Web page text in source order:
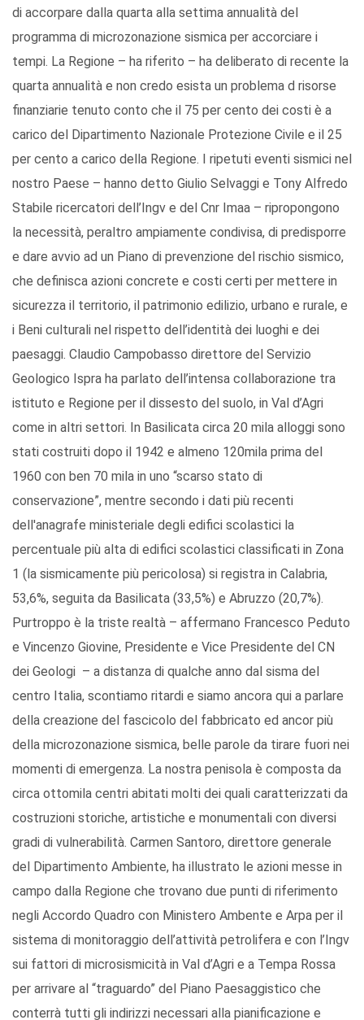
di accorpare dalla quarta alla settima annualità del
programma di microzonazione sismica per accorciare i
tempi. La Regione – ha riferito – ha deliberato di recente la
quarta annualità e non credo esista un problema d risorse
finanziarie tenuto conto che il 75 per cento dei costi è a
carico del Dipartimento Nazionale Protezione Civile e il 25
per cento a carico della Regione. I ripetuti eventi sismici nel
nostro Paese – hanno detto Giulio Selvaggi e Tony Alfredo
Stabile ricercatori dell’Ingv e del Cnr Imaa – ripropongono
la necessità, peraltro ampiamente condivisa, di predisporre
e dare avvio ad un Piano di prevenzione del rischio sismico,
che definisca azioni concrete e costi certi per mettere in
sicurezza il territorio, il patrimonio edilizio, urbano e rurale, e
i Beni culturali nel rispetto dell’identità dei luoghi e dei
paesaggi. Claudio Campobasso direttore del Servizio
Geologico Ispra ha parlato dell’intensa collaborazione tra
istituto e Regione per il dissesto del suolo, in Val d’Agri
come in altri settori. In Basilicata circa 20 mila alloggi sono
stati costruiti dopo il 1942 e almeno 120mila prima del
1960 con ben 70 mila in uno “scarso stato di
conservazione”, mentre secondo i dati più recenti
dell'anagrafe ministeriale degli edifici scolastici la
percentuale più alta di edifici scolastici classificati in Zona
1 (la sismicamente più pericolosa) si registra in Calabria,
53,6%, seguita da Basilicata (33,5%) e Abruzzo (20,7%).
Purtroppo è la triste realtà – affermano Francesco Peduto
e Vincenzo Giovine, Presidente e Vice Presidente del CN
dei Geologi – a distanza di qualche anno dal sisma del
centro Italia, scontiamo ritardi e siamo ancora qui a parlare
della creazione del fascicolo del fabbricato ed ancor più
della microzonazione sismica, belle parole da tirare fuori nei
momenti di emergenza. La nostra penisola è composta da
circa ottomila centri abitati molti dei quali caratterizzati da
costruzioni storiche, artistiche e monumentali con diversi
gradi di vulnerabilità. Carmen Santoro, direttore generale
del Dipartimento Ambiente, ha illustrato le azioni messe in
campo dalla Regione che trovano due punti di riferimento
negli Accordo Quadro con Ministero Ambente e Arpa per il
sistema di monitoraggio dell’attività petrolifera e con l’Ingv
sui fattori di microsismicità in Val d’Agri e a Tempa Rossa
per arrivare al “traguardo” del Piano Paesaggistico che
conterrà tutti gli indirizzi necessari alla pianificazione e